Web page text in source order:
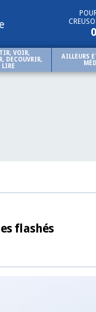
VOIR,
DECOUVRIR,
LIRE
AILLEURS
flashés